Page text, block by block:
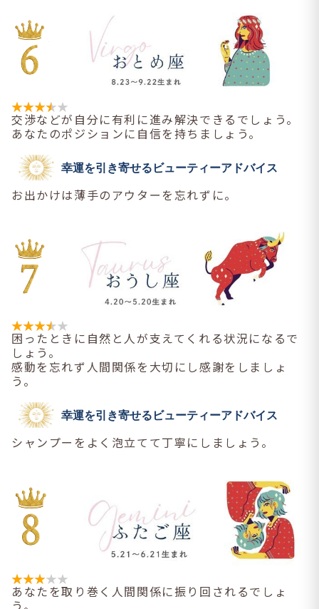
交渉などが自分に有利に進み解決できるでしょう。
あなたのポジションに自信を持ちましょう。
幸運を引き寄せるビューティーアドバイス
お出かけは薄手のアウターを忘れずに。
困ったときに自然と人が支えてくれる状況になるで
しょう。
感動を忘れず人間関係を大切にし感謝をしましょ
う。
幸運を引き寄せるビューティーアドバイス
シャンプーをよく泡立てて丁寧にしましょう。
あなたを取り巻く人間関係に振り回されるでしょ